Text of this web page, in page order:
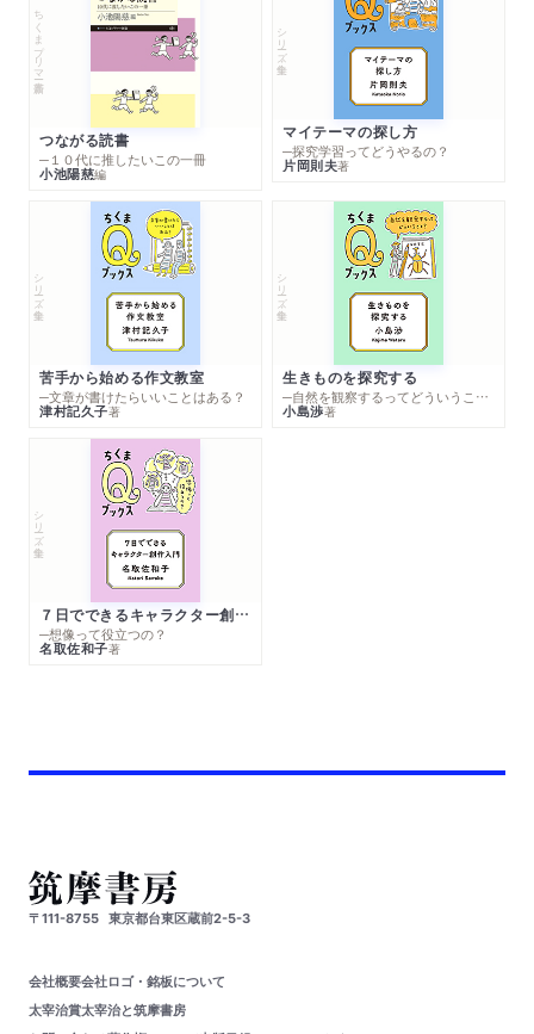
ちくまプリマー新書
つながる読書
─１０代に推したいこの一冊
小池陽慈編
シリーズ・全集
マイテーマの探し方
─探究学習ってどうやるの？
片岡則夫著
シリーズ・全集
苦手から始める作文教室
─文章が書けたらいいことはある？
津村記久子著
シリーズ・全集
生きものを探究する
─自然を観察するってどういうこと？
小島渉著
シリーズ・全集
７日でできるキャラクター創作入門
─想像って役立つの？
名取佐和子著
〒111-8755 東京都台東区蔵前2-5-3
会社概要会社ロゴ・銘板について
太宰治賞太宰治と筑摩書房